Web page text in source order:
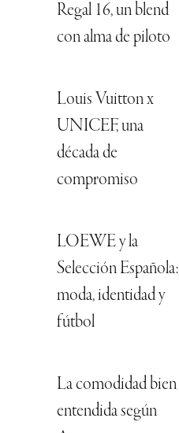
Regal 16, un blend
con alma de piloto
Louis Vuitton x
UNICEF, una
década de
compromiso
LOEWE y la
Selección Española:
moda, identidad y
fútbol
La comodidad bien
entendida según